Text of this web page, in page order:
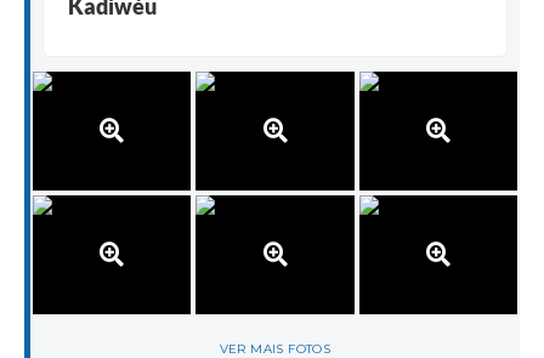
Kadiwéu
VER MAIS FOTOS